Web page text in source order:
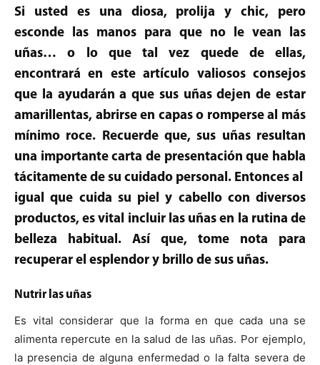
Si usted es una diosa, prolija y chic, pero
esconde las manos para que no le vean las
uñas… o lo que tal vez quede de ellas,
encontrará en este artículo valiosos consejos
que la ayudarán a que sus uñas dejen de estar
amarillentas, abrirse en capas o romperse al más
mínimo roce. Recuerde que, sus uñas resultan
una importante carta de presentación que habla
tácitamente de su cuidado personal. Entonces al
igual que cuida su piel y cabello con diversos
productos, es vital incluir las uñas en la rutina de
belleza habitual. Así que, tome nota para
recuperar el esplendor y brillo de sus uñas.
Nutrir las uñas
Es vital considerar que la forma en que cada una se
alimenta repercute en la salud de las uñas. Por ejemplo,
la presencia de alguna enfermedad o la falta severa de